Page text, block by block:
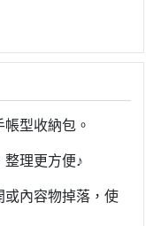
型收納包。
整理更方便♪
或內容物掉落，使